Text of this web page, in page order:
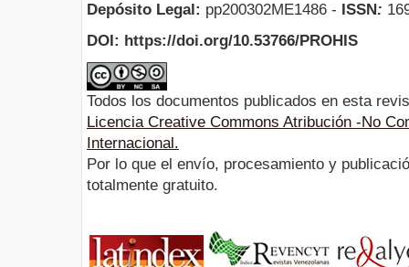
Depósito Legal: pp200302ME1486 - ISSN:
DOI: https://doi.org/10.53766/PROHIS
Todos los documentos publicados en esta
Licencia Creative Commons Atribución -No
Internacional.
Por lo que el envío, procesamiento y
totalmente gratuito.